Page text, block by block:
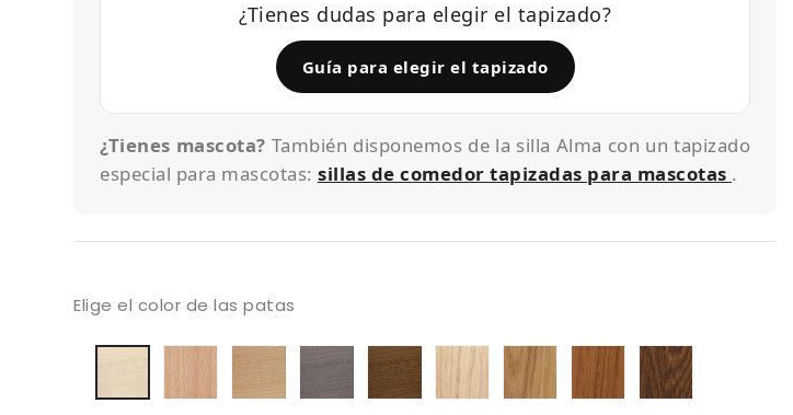
¿Tienes dudas para elegir el tapizado?
Guía para elegir el tapizado
¿Tienes mascota? También disponemos de la silla Alma con un tapizado
especial para mascotas: sillas de comedor tapizadas para mascotas .
Elige el color de las patas
Madera
Haya
blanqueada
Madera
de
tostada
Madera
color
madera
Haya
color
Madera
Roble
blanqueado
Madera
barnizado
Madera
roble
color
Madera
roble
color